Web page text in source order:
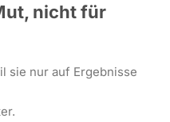
nicht für
sie nur auf Ergebnisse